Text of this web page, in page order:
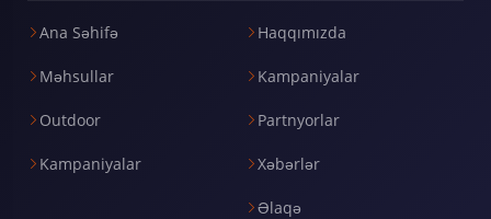
Ana Səhifə
Məhsullar
Outdoor
Kampaniyalar
Haqqımızda
Kampaniyalar
Partnyorlar
Xəbərlər
Əlaqə